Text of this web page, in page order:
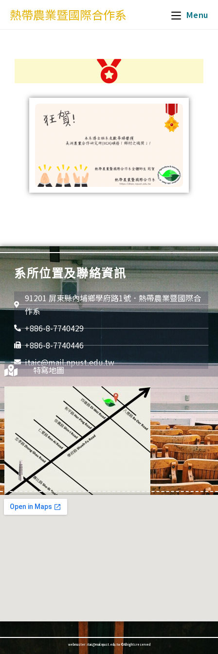
熱帶農業暨國際合作系 Menu
系所位置及聯絡資訊
91201 屏東縣內埔鄉學府路1號．熱帶農業暨國際合
作系
+886-8-7740429
+886-8-7740446
itaic@mail.npust.edu.tw
特寫地圖
webmaster : itaic@mail.npust.edu.tw ©All rights reserved